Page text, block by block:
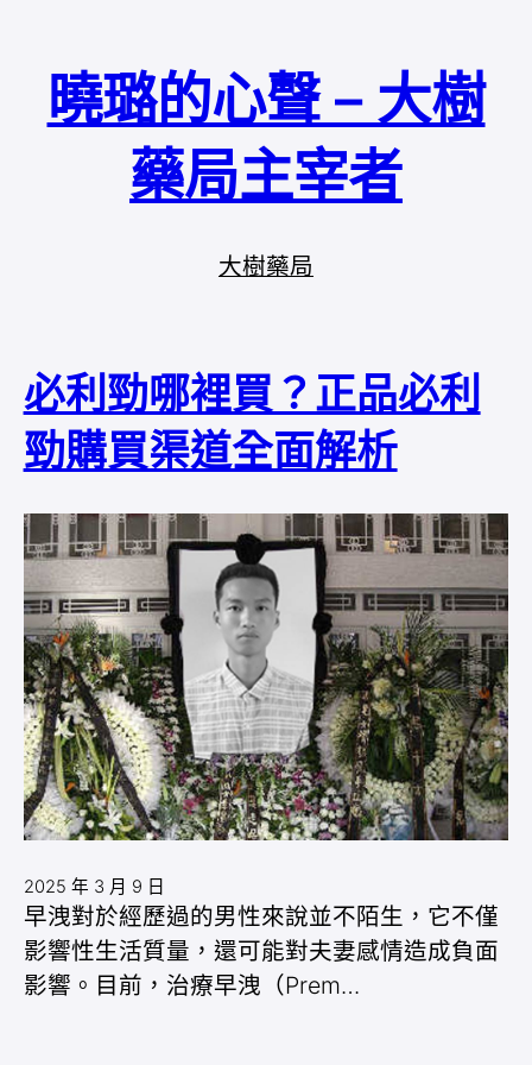
曉璐的心聲 – 大樹
藥局主宰者
大樹藥局
必利勁哪裡買？正品必利
勁購買渠道全面解析
2025 年 3 月 9 日
早洩對於經歷過的男性來說並不陌生，它不僅
影響性生活質量，還可能對夫妻感情造成負面
影響。目前，治療早洩（Prem…